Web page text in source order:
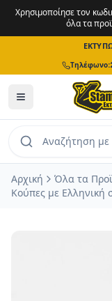
Χρησιμοποίησε τον
όλα τα
Τηλέφωνο:
Αρχική Όλα τα
Κούπες με Ελληνική